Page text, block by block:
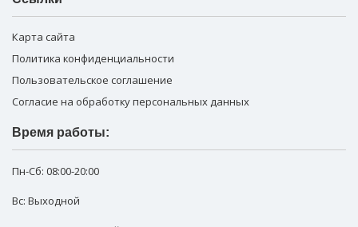
Карта сайта
Политика конфиденциальности
Пользовательское соглашение
Согласие на обработку персональных данных
Время работы:
Пн-Сб: 08:00-20:00
Вс: Выходной